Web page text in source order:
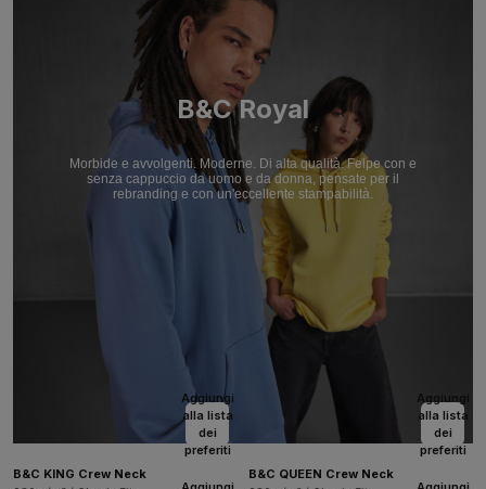
B&C Royal
Morbide e avvolgenti. Moderne. Di alta qualità. Felpe con e
senza cappuccio da uomo e da donna, pensate per il
rebranding e con un'eccellente stampabilità.
Aggiungi
alla lista
dei
preferiti
B&C KING Crew Neck
Aggiungi
alla lista
dei
preferiti
B&C QUEEN Crew Neck